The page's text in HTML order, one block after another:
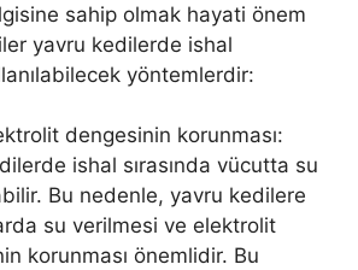
sahip olmak hayati önem
yavru kedilerde ishal
yöntemlerdir:
dengesinin korunması:
ishal sırasında vücutta su
Bu nedenle, yavru kedilere
su verilmesi ve elektrolit
korunması önemlidir. Bu